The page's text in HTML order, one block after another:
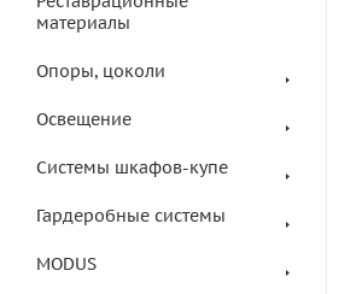
материалы
Опоры, цоколи
Освещение
Системы шкафов-купе
Гардеробные системы
MODUS